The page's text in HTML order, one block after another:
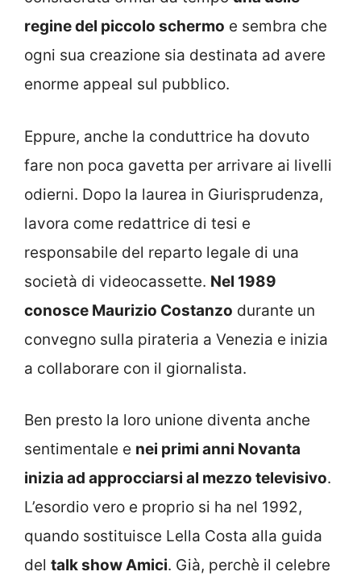
regine del piccolo schermo e sembra che
ogni sua creazione sia destinata ad avere
enorme appeal sul pubblico.
Eppure, anche la conduttrice ha dovuto
fare non poca gavetta per arrivare ai livelli
odierni. Dopo la laurea in Giurisprudenza,
lavora come redattrice di tesi e
responsabile del reparto legale di una
società di videocassette. Nel 1989
conosce Maurizio Costanzo durante un
convegno sulla pirateria a Venezia e inizia
a collaborare con il giornalista.
Ben presto la loro unione diventa anche
sentimentale e nei primi anni Novanta
inizia ad approcciarsi al mezzo televisivo.
L’esordio vero e proprio si ha nel 1992,
quando sostituisce Lella Costa alla guida
del talk show Amici. Già, perchè il celebre